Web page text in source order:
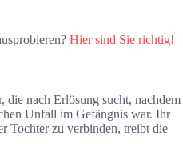
Hier sind Sie richtig!
die nach Erlösung sucht, nachdem
Unfall im Gefängnis war. Ihr
Tochter zu verbinden, treibt die